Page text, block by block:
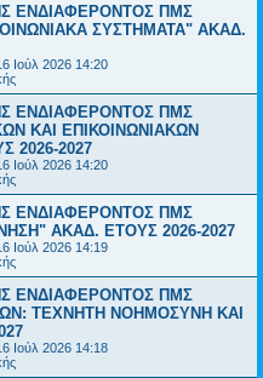
ΕΝΔΙΑΦΕΡΟΝΤΟΣ ΠΜΣ
ΣΥΣΤΗΜΑΤΑ" ΑΚΑΔ.
Ιούλ 2026 14:20
ΕΝΔΙΑΦΕΡΟΝΤΟΣ ΠΜΣ
ΚΑΙ ΕΠΙΚΟΙΝΩΝΙΑΚΩΝ
2026-2027
Ιούλ 2026 14:20
ΕΝΔΙΑΦΕΡΟΝΤΟΣ ΠΜΣ
ΑΚΑΔ. ΕΤΟΥΣ 2026-2027
Ιούλ 2026 14:19
ΕΝΔΙΑΦΕΡΟΝΤΟΣ ΠΜΣ
ΤΕΧΝΗΤΗ ΝΟΗΜΟΣΥΝΗ ΚΑΙ
Ιούλ 2026 14:18